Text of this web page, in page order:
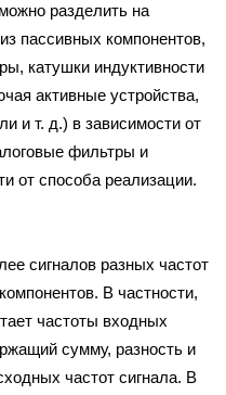
разделить на
пассивных компонентов,
катушки индуктивности
активные устройства,
и т. д.) в зависимости от
фильтры и
от способа реализации.
сигналов разных частот
В частности,
частоты входных
сумму, разность и
частот сигнала. В